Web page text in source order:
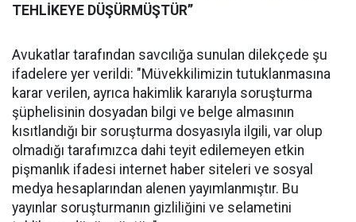
TEHLİKEYE DÜŞÜRMÜŞTÜR’’
Avukatlar tarafından savcılığa sunulan dilekçede şu
ifadelere yer verildi: "Müvekkilimizin tutuklanmasına
karar verilen, ayrıca hakimlik kararıyla soruşturma
şüphelisinin dosyadan bilgi ve belge almasının
kısıtlandığı bir soruşturma dosyasıyla ilgili, var olup
olmadığı tarafımızca dahi teyit edilemeyen etkin
pişmanlık ifadesi internet haber siteleri ve sosyal
medya hesaplarından alenen yayımlanmıştır. Bu
yayınlar soruşturmanın gizliliğini ve selametini